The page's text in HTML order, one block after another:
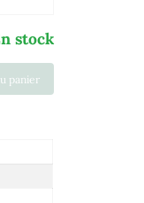
stock
panier